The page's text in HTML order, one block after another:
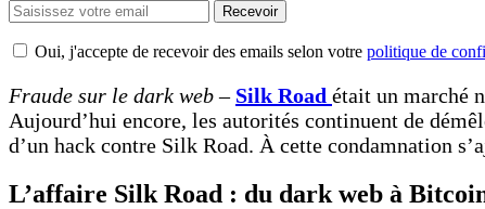
Recevoir
Oui, j'accepte de recevoir des emails selon votre politique de
Fraude sur le dark web– Silk Road était un marché
Aujourd’hui encore, les autorités continuent de
d’un hack contre Silk Road. À cette condamnation
L’affaire Silk Road : du dark web à